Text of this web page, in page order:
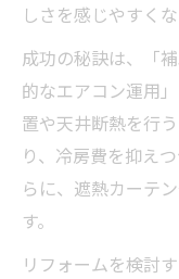
しさを感じやすく
成功の秘訣は、「
的なエアコン運用
置や天井断熱を行
り、冷房費を抑え
らに、遮熱カーテ
す。
リフォームを検討